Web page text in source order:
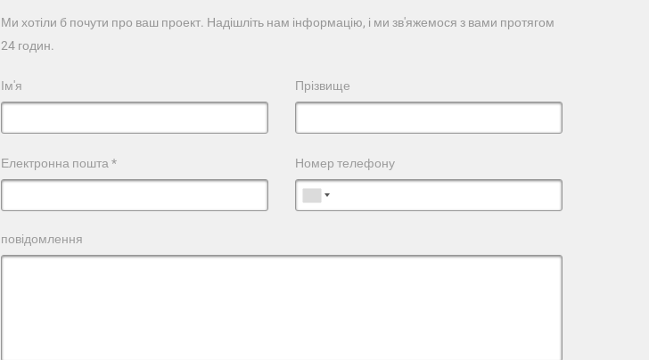
Ми хотіли б почути про ваш проект. Надішліть нам інформацію, і ми зв'яжемося з вами протягом
24 годин.
Ім'я Прізвище
Електронна пошта * Номер телефону
повідомлення